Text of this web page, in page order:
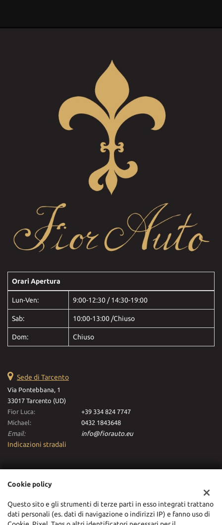
Orari Apertura
Lun-Ven: 9:00-12:30 / 14:30-19:00
Sab: 10:00-13:00 /Chiuso
Dom: Chiuso
Sede di Tarcento
Via Pontebbana, 1
33017 Tarcento (UD)
Fior Luca:
+39 334 824 7747
Michael:
0432 1843648
Email:
info@fiorauto.eu
Indicazioni stradali
Dati fiscali:
Fiorauto Srl
Via Pontebbana, 1, Tarcento (UD)
C.F/P.IVA:03116630306
Registro delle imprese:UD
Cookie policy
Questo sito e gli strumenti di terze parti in esso integrati trattano
dati personali (es. dati di navigazione o indirizzi IP) e fanno uso di